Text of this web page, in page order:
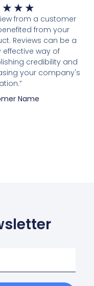
★ ★ ★
5
van
5
from a customer
from your
Reviews can be a
effective way of
credibility and
your company's
Name